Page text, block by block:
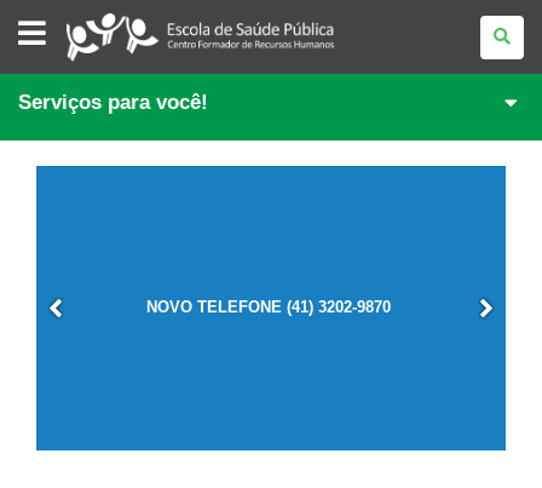
ESCOLA
DE
SAÚDE
PÚBLICA
PARANÁ
Serviços para você!
NOVO TELEFONE (41) 3202-9870